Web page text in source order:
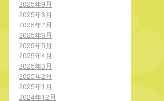
2025年9月
2025年8月
2025年7月
2025年6月
2025年5月
2025年4月
2025年3月
2025年2月
2025年1月
2024年12月